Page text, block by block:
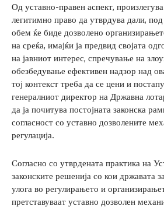
Од уставно-правен аспект,
легитимно право да утврдува дали, под
обем ќе биде дозволено
на среќа, имајќи ја предвид својата
на јавниот интерес, спречување на
обезбедување ефективен надзор над
тој контекст треба да се цени и
генералниот директор на Државна
да ја почитува постојната законска
согласност со уставно дозволените
регулација.
Согласно со утврдената практика на
законските решенија со кои државата
улога во регулирањето и
претставуваат уставно дозволен